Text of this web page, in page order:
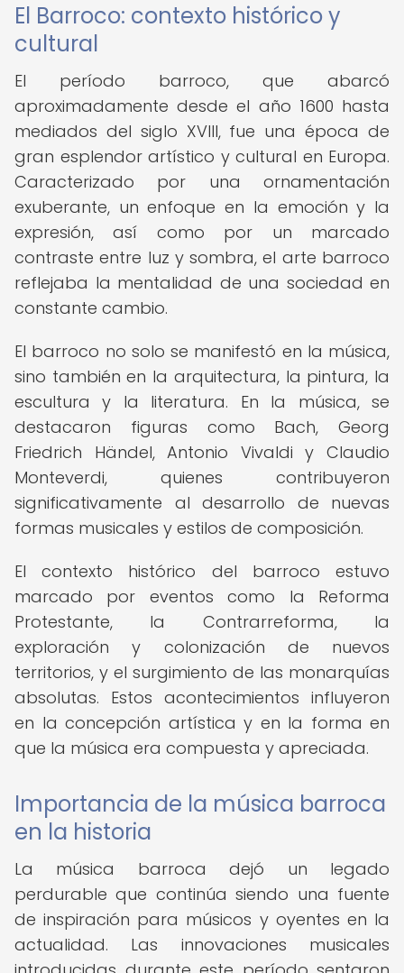
El Barroco: contexto histórico y
cultural
El período barroco, que abarcó
aproximadamente desde el año 1600 hasta
mediados del siglo XVIII, fue una época de
gran esplendor artístico y cultural en Europa.
Caracterizado por una ornamentación
exuberante, un enfoque en la emoción y la
expresión, así como por un marcado
contraste entre luz y sombra, el arte barroco
reflejaba la mentalidad de una sociedad en
constante cambio.
El barroco no solo se manifestó en la música,
sino también en la arquitectura, la pintura, la
escultura y la literatura. En la música, se
destacaron figuras como Bach, Georg
Friedrich Händel, Antonio Vivaldi y Claudio
Monteverdi, quienes contribuyeron
significativamente al desarrollo de nuevas
formas musicales y estilos de composición.
El contexto histórico del barroco estuvo
marcado por eventos como la Reforma
Protestante, la Contrarreforma, la
exploración y colonización de nuevos
territorios, y el surgimiento de las monarquías
absolutas. Estos acontecimientos influyeron
en la concepción artística y en la forma en
que la música era compuesta y apreciada.
Importancia de la música barroca
en la historia
La música barroca dejó un legado
perdurable que continúa siendo una fuente
de inspiración para músicos y oyentes en la
actualidad. Las innovaciones musicales